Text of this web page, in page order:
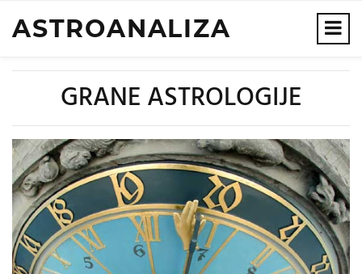
ASTROANALIZA
GRANE ASTROLOGIJE